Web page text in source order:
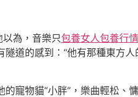
為，音樂只包養女人包養行情
道的感到：“他有那種東方人
寵物貓“小胖”，樂曲輕松、